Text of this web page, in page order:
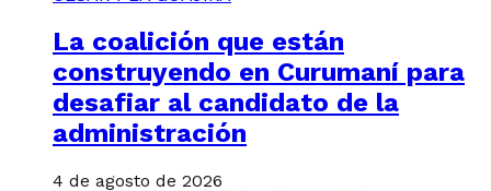
La coalición que están
construyendo en Curumaní para
desafiar al candidato de la
administración
4 de agosto de 2026